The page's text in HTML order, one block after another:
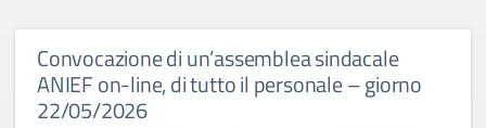
Convocazione di un’assemblea sindacale
ANIEF on-line, di tutto il personale – giorno
22/05/2026